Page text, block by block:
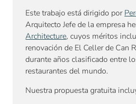
Este trabajo está dirigido por
Arquitecto Jefe de la empresa
Architecture, cuyos méritos
renovación de El Celler de Can
durante años clasificado entre
restaurantes del mundo.
Nuestra propuesta gratuita